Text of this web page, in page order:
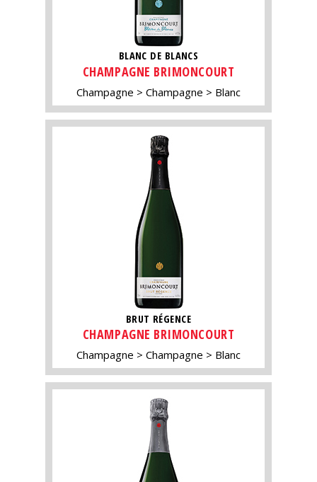
BLANC DE BLANCS
CHAMPAGNE BRIMONCOURT
Champagne Champagne Blanc
BRUT RÉGENCE
CHAMPAGNE BRIMONCOURT
Champagne Champagne Blanc